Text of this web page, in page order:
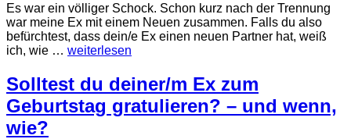
Es war ein völliger Schock. Schon kurz nach der Trennung
war meine Ex mit einem Neuen zusammen. Falls du also
befürchtest, dass dein/e Ex einen neuen Partner hat, weiß
ich, wie … weiterlesen
Solltest du deiner/m Ex zum
Geburtstag gratulieren? – und wenn,
wie?